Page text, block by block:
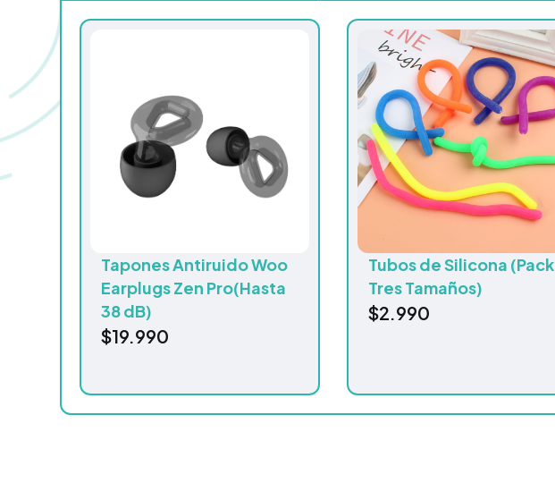
Tapones Antiruido Woo
Earplugs Zen Pro(Hasta
38 dB)
$19.990
Tubos de Silicona (Pack
Tres Tamaños)
$2.990